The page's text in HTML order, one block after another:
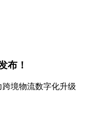
布！
境物流数字化升级